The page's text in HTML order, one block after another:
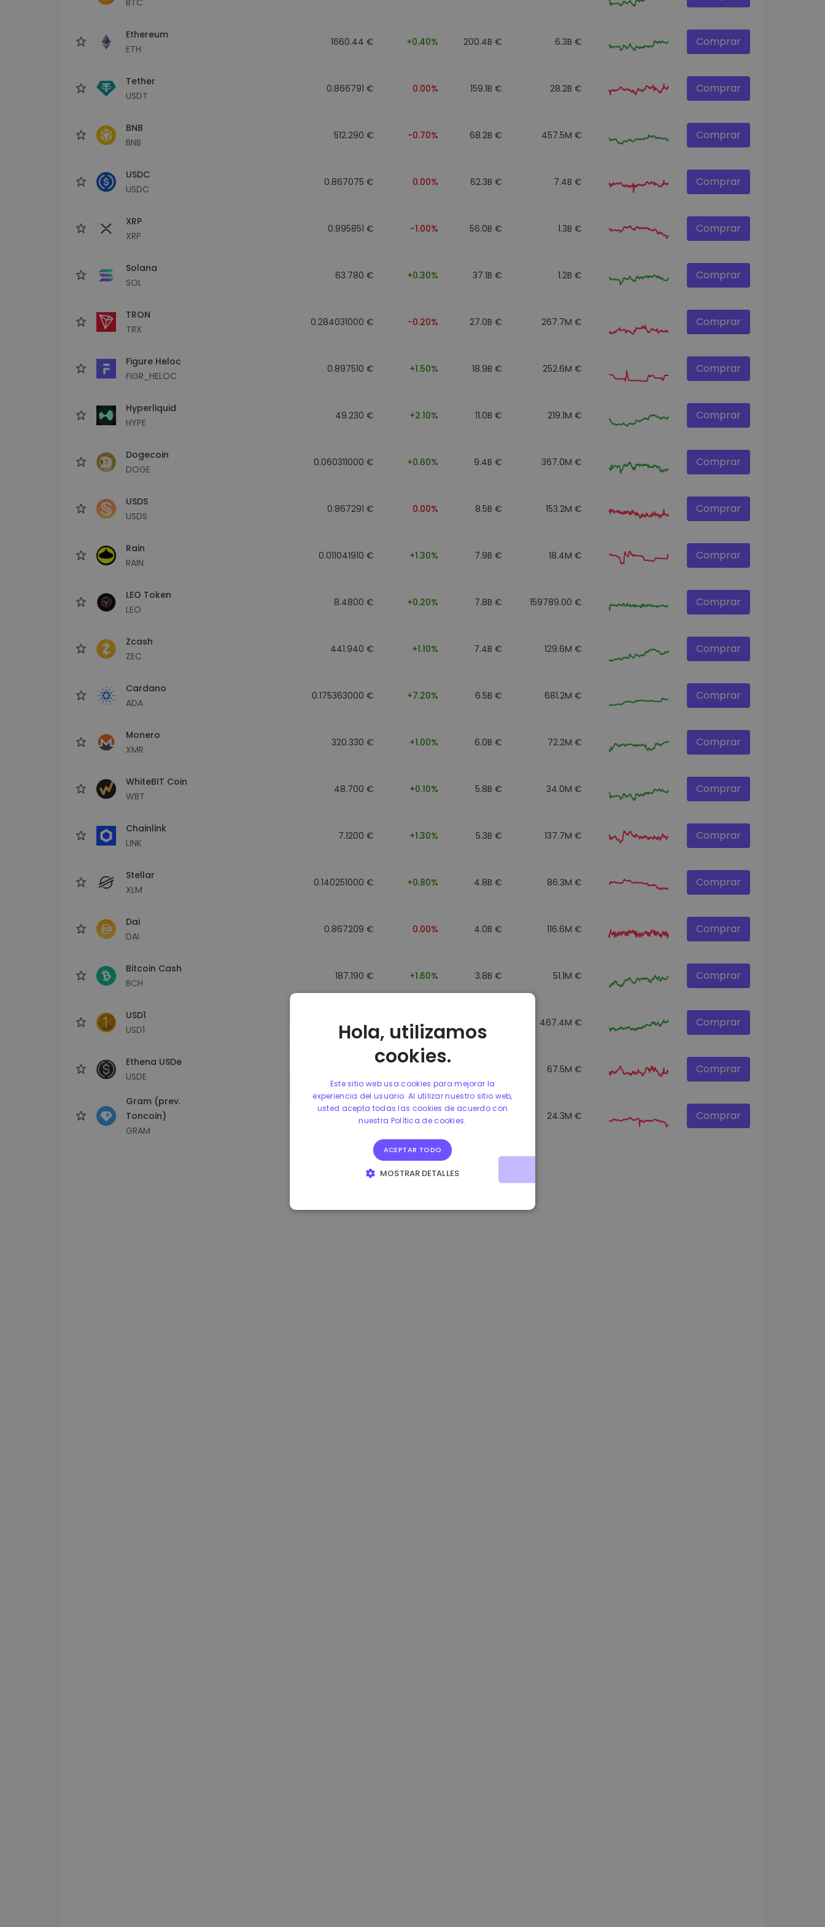
Ethereum
ETH
1660.44 € +0.40% 200.4B € 6.3B € Comprar
Tether
USDT
0.866791 € 0.00% 159.1B € 28.2B € Comprar
BNB
BNB
512.290 € -0.70% 68.2B € 457.5M € Comprar
USDC
USDC
0.867075 € 0.00% 62.3B € 7.4B € Comprar
XRP
XRP
0.895851 € -1.00% 56.0B € 1.3B € Comprar
Solana
SOL
63.780 € +0.30% 37.1B € 1.2B € Comprar
TRON
TRX
0.284031000 € -0.20% 27.0B € 267.7M € Comprar
Figure Heloc
FIGR_HELOC
0.897510 € +1.50% 18.9B € 252.6M € Comprar
Hyperliquid
HYPE
49.230 € +2.10% 11.0B € 219.1M € Comprar
Dogecoin
DOGE
0.060311000 € +0.60% 9.4B € 367.0M € Comprar
USDS
USDS
0.867291 € 0.00% 8.5B € 153.2M € Comprar
Rain
RAIN
0.011041910 € +1.30% 7.9B € 18.4M € Comprar
LEO Token
LEO
8.4800 € +0.20% 7.8B € 159789.00 € Comprar
Zcash
ZEC
441.940 € +1.10% 7.4B € 129.6M € Comprar
Cardano
ADA
0.175363000 € +7.20% 6.5B € 681.2M € Comprar
Monero
XMR
320.330 € +1.00% 6.0B € 72.2M € Comprar
WhiteBIT Coin
WBT
48.700 € +0.10% 5.8B € 34.0M € Comprar
Chainlink
LINK
7.1200 € +1.30% 5.3B € 137.7M € Comprar
Stellar
XLM
0.140251000 € +0.80% 4.8B € 86.3M € Comprar
Dai
DAI
0.867209 € 0.00% 4.0B € 116.6M € Comprar
Bitcoin Cash
BCH
187.190 € +1.60% 3.8B € 51.1M € Comprar
USD1
USD1
0.867184 € 0.00% 467.4M € Comprar
Ethena USDe
USDE
67.5M € Comprar
Gram (prev.
Toncoin)
GRAM
1.160000 € -3.00% 24.3M € Comprar
Hola, utilizamos
cookies.
Este sitio web usa cookies para mejorar la
experiencia del usuario. Al utilizar nuestro sitio web,
usted acepta todas las cookies de acuerdo con
nuestra Política de cookies.
ACEPTAR TODO
MOSTRAR DETALLES